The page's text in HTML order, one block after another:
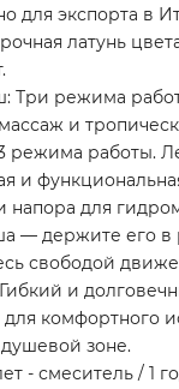
для экспорта в
латунь
Три режима
и
режима работы.
и
напора для
— держите его в
свободой
и
для комфортного
зоне.
- смеситель / 1